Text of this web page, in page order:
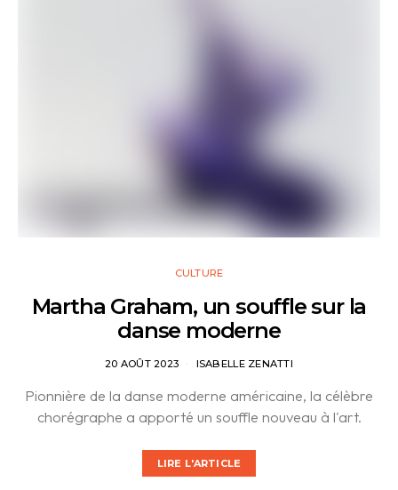
CULTURE
Martha Graham, un souffle sur la
danse moderne
20 AOÛT 2023 ISABELLE ZENATTI
Pionnière de la danse moderne américaine, la célèbre
chorégraphe a apporté un souffle nouveau à l'art.
LIRE L'ARTICLE